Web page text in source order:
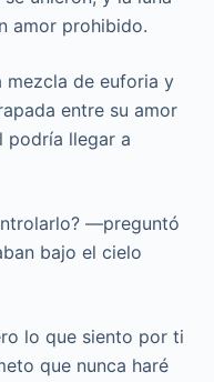
amor prohibido.
mezcla de euforia y
entre su amor
podría llegar a
—preguntó
bajo el cielo
lo que siento por ti
que nunca haré